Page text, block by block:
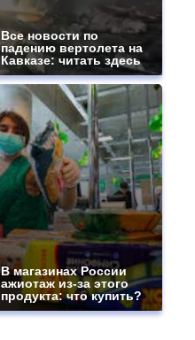
Все новости по
падению вертолета на
Кавказе: читать здесь
В магазинах России
ажиотаж из-за этого
продукта: что купить?